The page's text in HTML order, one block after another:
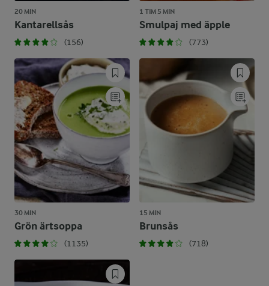
20 MIN
Kantarellsås
(156)
1 TIM 5 MIN
Smulpaj med äpple
(773)
30 MIN
Grön ärtsoppa
(1135)
15 MIN
Brunsås
(718)